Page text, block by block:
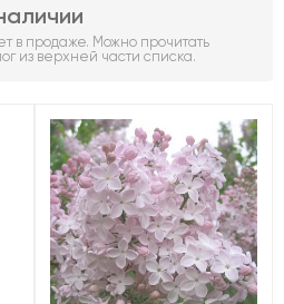
в продаже. Можно прочитать
из верхней части списка.